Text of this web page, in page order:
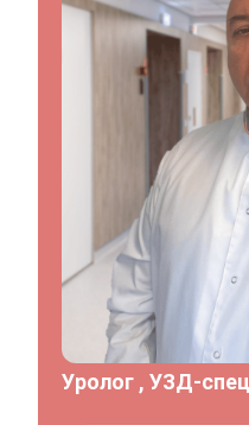
Уролог , УЗД-